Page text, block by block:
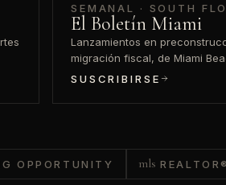
SEMANAL · SOUTH
El Boletín Miami
Lanzamientos en
migración fiscal, de Miami
SUSCRIBIRSE
OPPORTUNITY mls